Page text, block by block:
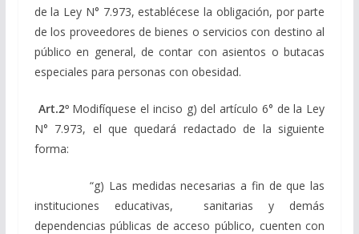
de la Ley N° 7.973, establécese la obligación, por parte
de los proveedores de bienes o servicios con destino al
público en general, de contar con asientos o butacas
especiales para personas con obesidad.
Art.2ºModifíquese el inciso g) del artículo 6° de la Ley
N° 7.973, el que quedará redactado de la siguiente
forma:
“g) Las medidas necesarias a fin de que las
instituciones educativas, sanitarias y demás
dependencias públicas de acceso público, cuenten con